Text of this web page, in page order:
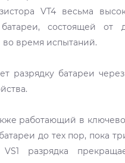
VT4 весьма
состоящей от
время испытаний.
разрядку батареи
работающий в
до тех пор, пока
VS1 разрядка